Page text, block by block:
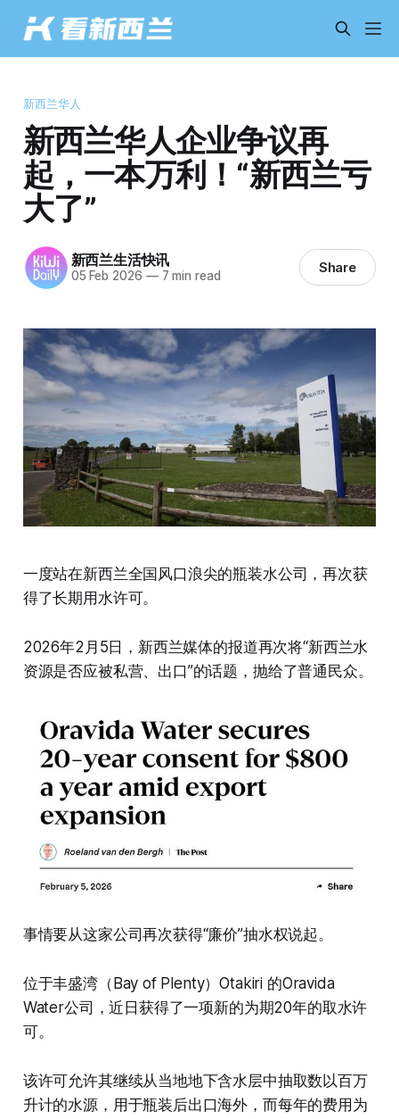
新西兰华人
新西兰华人企业争议再
起，一本万利！“新西兰亏
大了”
新西兰生活快讯
05 Feb 2026 —7 min read Share
一度站在新西兰全国风口浪尖的瓶装水公司，再次获
得了长期用水许可。
2026年2月5日，新西兰媒体的报道再次将“新西兰水
资源是否应被私营、出口”的话题，抛给了普通民众。
事情要从这家公司再次获得“廉价”抽水权说起。
位于丰盛湾（Bay of Plenty）Otakiri 的Oravida
Water公司，近日获得了一项新的为期20年的取水许
可。
该许可允许其继续从当地地下含水层中抽取数以百万
升计的水源，用于瓶装后出口海外，而每年的费用为